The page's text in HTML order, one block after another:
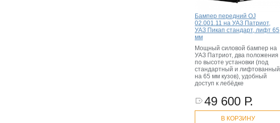
Бампер передний OJ
02.001.11 на УАЗ Патриот,
УАЗ Пикап стандарт, лифт 65
мм
Мощный силовой бампер на
УАЗ Патриот, два положения
по высоте установки (под
стандартный и лифтованный
на 65 мм кузов), удобный
доступ к лебёдке
49 600 Р.
В КОРЗИНУ